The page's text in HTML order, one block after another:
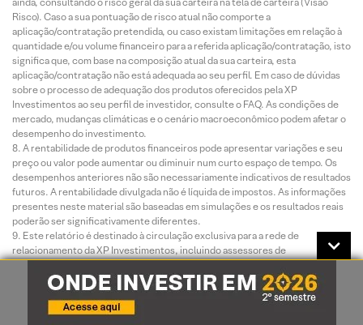
Risco). Caso a sua pontuação de risco atual não comporte a
aplicação/contratação pretendida, ou caso existam limitações em relação à
quantidade e/ou volume financeiro para a referida aplicação/contratação, isto
significa que, com base na composição atual da sua carteira, esta
aplicação/contratação não está adequada ao seu perfil. Em caso de dúvidas
sobre o processo de adequação dos produtos oferecidos pela XP
Investimentos ao seu perfil de investidor, consulte o FAQ. As condições de
mercado, mudanças climáticas e o cenário macroeconômico podem afetar o
desempenho do investimento.
A rentabilidade de produtos financeiros pode apresentar variações e seu
preço ou valor pode aumentar ou diminuir num curto espaço de tempo. Os
desempenhos anteriores não são necessariamente indicativos de resultados
futuros. A rentabilidade divulgada não é líquida de impostos. As informações
presentes neste material são baseadas em simulações e os resultados reais
poderão ser significativamente diferentes.
Este relatório é destinado à circulação exclusiva para a rede de
relacionamento da XP Investimentos, incluindo assessores de
da XP. Fica proibida sua reprodução ou redistribuição para qualquer pessoa,
no todo ou em parte, qualquer que seja o propósito, sem o prévio
consentimento expresso da XP Investimentos.